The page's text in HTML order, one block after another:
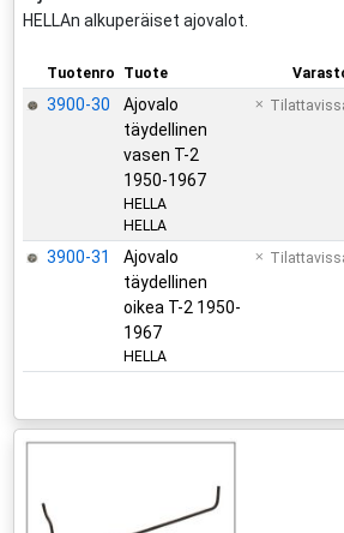
HELLAn alkuperäiset ajovalot.
Tuotenro Tuote
3900-30
Ajovalo
täydellinen
vasen T-2
1950-1967
HELLA
HELLA
3900-31
Ajovalo
täydellinen
oikea T-2 1950-
1967
HELLA